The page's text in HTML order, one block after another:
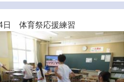
日 体育祭応援練習